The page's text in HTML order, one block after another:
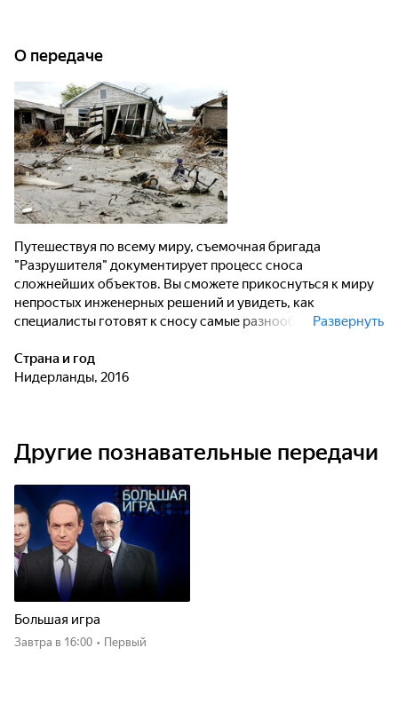
О передаче
Путешествуя по всему миру, съемочная бригада
"Разрушителя" документирует процесс сноса
сложнейших объектов. Вы сможете прикоснуться к миру
непростых инженерных решений и увидеть, как
специалисты готовят к сносу самые разнообразные
градирен, от небоскрёбов до футбольных стадионов.
Развернуть
Страна и год
Нидерланды, 2016
Другие познавательные передачи
Большая игра
Завтра в 16:00 • Первый